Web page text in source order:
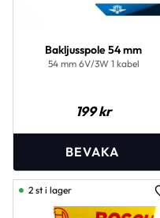
Bakljusspole 54 mm
54 mm 6V/3W 1 kabel
199kr
2 st i lager